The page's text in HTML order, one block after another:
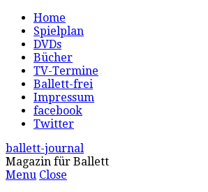
Home
Spielplan
DVDs
Bücher
TV-Termine
Ballett-frei
Impressum
facebook
Twitter
ballett-journal
Magazin für Ballett
Menu Close